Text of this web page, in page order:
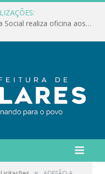
Conselho Municipal de Assistência Social realiza oficina aos servidores